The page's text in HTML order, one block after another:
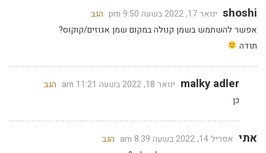
shoshi ינואר 17, 2022 בשעה 9:50 pm
הגב
אפשר להשתמש בשמן קנולה במקום שמן אגוזים/קוקוס?
תודה
malky adler ינואר 18, 2022 בשעה 11:21 am
הגב
כן
אתי אפריל 14, 2022 בשעה 8:39 am
הגב